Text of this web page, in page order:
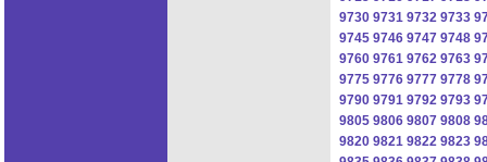
9730 9731 9732 9733
9745 9746 9747 9748
9760 9761 9762 9763
9775 9776 9777 9778
9790 9791 9792 9793
9805 9806 9807 9808
9820 9821 9822 9823